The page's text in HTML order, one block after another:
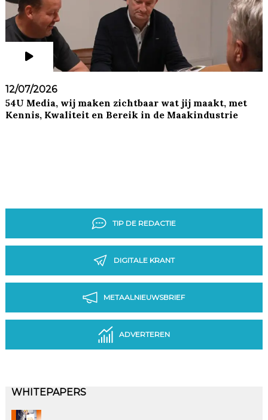
12/07/2026
54U Media, wij maken zichtbaar wat jij maakt, met
Kennis, Kwaliteit en Bereik in de Maakindustrie
TIP DE REDACTIE
DIGITALE KRANT
METAALNIEUWSBRIEF
ADVERTEREN
WHITEPAPERS